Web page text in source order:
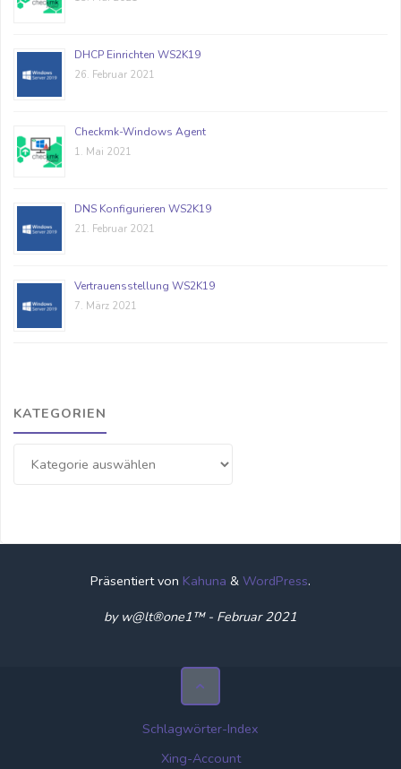
DHCP Einrichten WS2K19
26. Februar 2021
Checkmk-Windows Agent
1. Mai 2021
DNS Konfigurieren WS2K19
21. Februar 2021
Vertrauensstellung WS2K19
7. März 2021
KATEGORIEN
Präsentiert von Kahuna & WordPress.
by w@lt®one1™ - Februar 2021
Schlagwörter-Index
Xing-Account